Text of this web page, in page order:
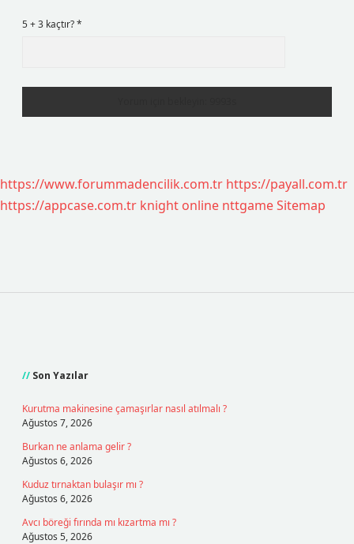
5 + 3 kaçtır?*
https://www.forummadencilik.com.tr https://payall.com.tr
https://appcase.com.tr knight online nttgameSitemap
Son Yazılar
Kurutma makinesine çamaşırlar nasıl atılmalı ?
Ağustos 7, 2026
Burkan ne anlama gelir ?
Ağustos 6, 2026
Kuduz tırnaktan bulaşır mı ?
Ağustos 6, 2026
Avcı böreği fırında mı kızartma mı ?
Ağustos 5, 2026